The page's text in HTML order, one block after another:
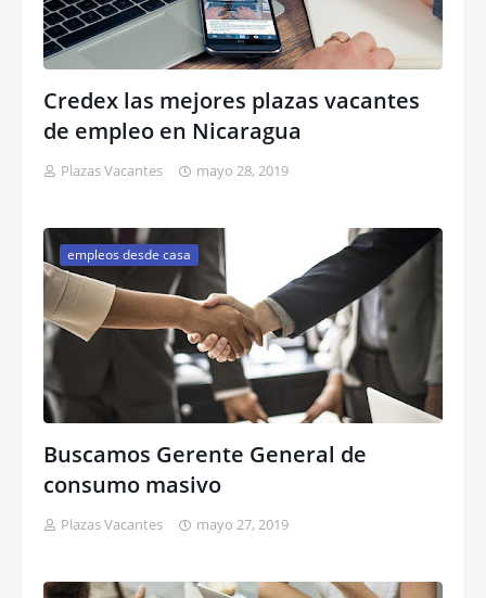
Credex las mejores plazas vacantes
de empleo en Nicaragua
Plazas Vacantes mayo 28, 2019
empleos desde casa
Buscamos Gerente General de
consumo masivo
Plazas Vacantes mayo 27, 2019